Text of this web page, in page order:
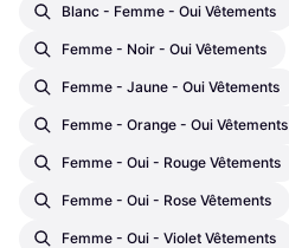
Blanc - Femme - Oui Vêtements
Femme - Noir - Oui Vêtements
Femme - Jaune - Oui Vêtements
Femme - Orange - Oui Vêtements
Femme - Oui - Rouge Vêtements
Femme - Oui - Rose Vêtements
Femme - Oui - Violet Vêtements